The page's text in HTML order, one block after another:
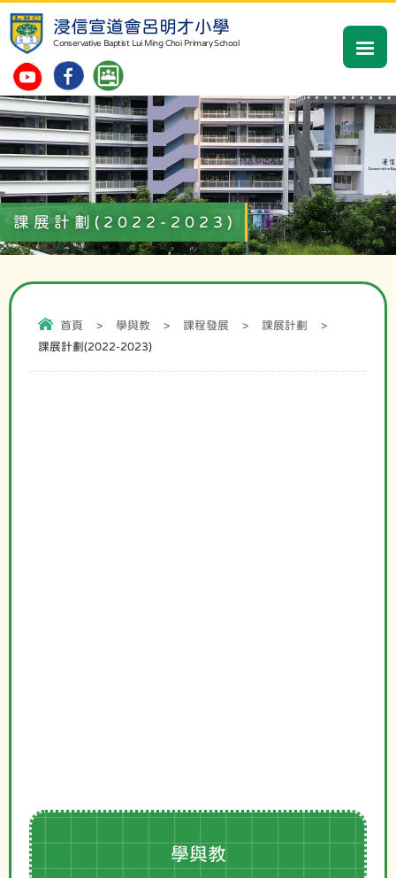
浸信宣道會呂明才小學
Conservative Baptist Lui Ming Choi Primary School
課展計劃(2022-2023)
首頁 > 學與教 > 課程發展 > 課展計劃
>
課展計劃(2022-2023)
學與教